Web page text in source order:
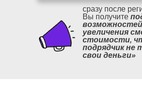
сразу после
Вы получите
возможностей
увеличения
стоимости,
подрядчик не
свои деньги»